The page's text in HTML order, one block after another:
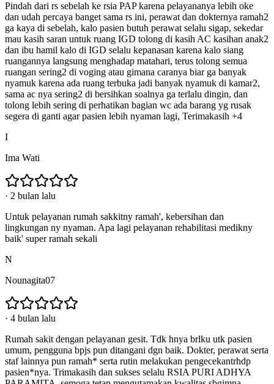
Pindah dari rs sebelah ke rsia PAP karena pelayananya lebih oke
dan udah percaya banget sama rs ini, perawat dan dokternya ramah2
ga kaya di sebelah, kalo pasien butuh perawat selalu sigap, sekedar
mau kasih saran untuk ruang IGD tolong di kasih AC kasihan anak2
dan ibu hamil kalo di IGD selalu kepanasan karena kalo siang
ruangannya langsung menghadap matahari, terus tolong semua
ruangan sering2 di voging atau gimana caranya biar ga banyak
nyamuk karena ada ruang terbuka jadi banyak nyamuk di kamar2,
sama ac nya sering2 di bersihkan soalnya ga terlalu dingin, dan
tolong lebih sering di perhatikan bagian wc ada barang yg rusak
segera di ganti agar pasien lebih nyaman lagi, Terimakasih +4
I
Ima Wati
· 2 bulan lalu
Untuk pelayanan rumah sakkitny ramah', kebersihan dan
lingkungan ny nyaman. Apa lagi pelayanan rehabilitasi medikny
baik' super ramah sekali
N
Nounagita07
· 4 bulan lalu
Rumah sakit dengan pelayanan gesit. Tdk hnya brlku utk pasien
umum, pengguna bpjs pun ditangani dgn baik. Dokter, perawat serta
staf lainnya pun ramah* serta rutin melakukan pengecekantrhdp
pasien*nya. Trimakasih dan sukses selalu RSIA PURI ADHYA